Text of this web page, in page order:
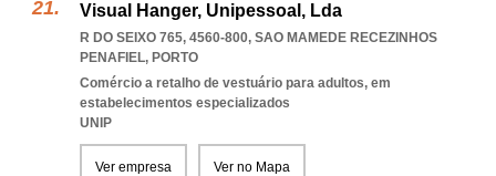
Visual Hanger, Unipessoal, Lda
R DO SEIXO 765, 4560-800, SAO MAMEDE RECEZINHOS
PENAFIEL, PORTO
Comércio a retalho de vestuário para adultos, em
estabelecimentos especializados
UNIP
Ver empresa Ver no Mapa